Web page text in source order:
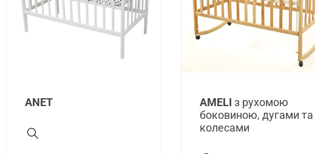
ANET AMELI з рухомою
боковиною, дугами та
колесами